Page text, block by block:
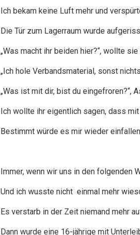
Ich bekam keine Luft mehr und
Die Tür zum Lagerraum wurde
„Was macht ihr beiden hier?“, wollte
„Ich hole Verbandsmaterial, sonst
„Was ist mit dir, bist du eingefroren?“,
Ich wollte ihr eigentlich sagen, dass
Bestimmt würde es mir wieder
Immer, wenn wir uns in den folgenden
Und ich wusste nicht einmal mehr
Es verstarb in der Zeit niemand mehr
Dann wurde eine 16-jährige mit